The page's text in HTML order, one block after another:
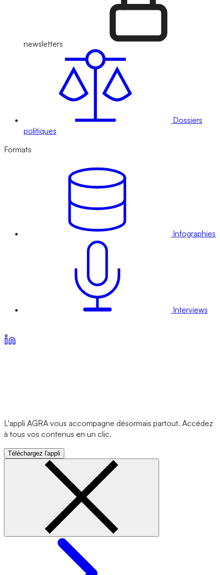
newsletters
Dossiers
politiques
Formats
Infographies
Interviews
L'appli AGRA vous accompagne désormais partout. Accédez
à tous vos contenus en un clic.
Téléchargez l'appli